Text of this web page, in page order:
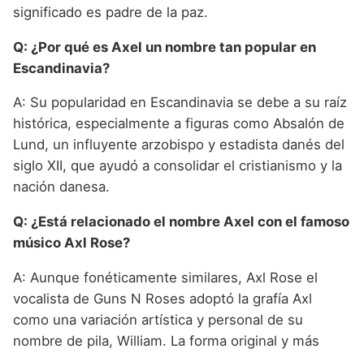
significado es padre de la paz.
Q: ¿Por qué es Axel un nombre tan popular en
Escandinavia?
A: Su popularidad en Escandinavia se debe a su raíz
histórica, especialmente a figuras como Absalón de
Lund, un influyente arzobispo y estadista danés del
siglo XII, que ayudó a consolidar el cristianismo y la
nación danesa.
Q: ¿Está relacionado el nombre Axel con el famoso
músico Axl Rose?
A: Aunque fonéticamente similares, Axl Rose el
vocalista de Guns N Roses adoptó la grafía Axl
como una variación artística y personal de su
nombre de pila, William. La forma original y más